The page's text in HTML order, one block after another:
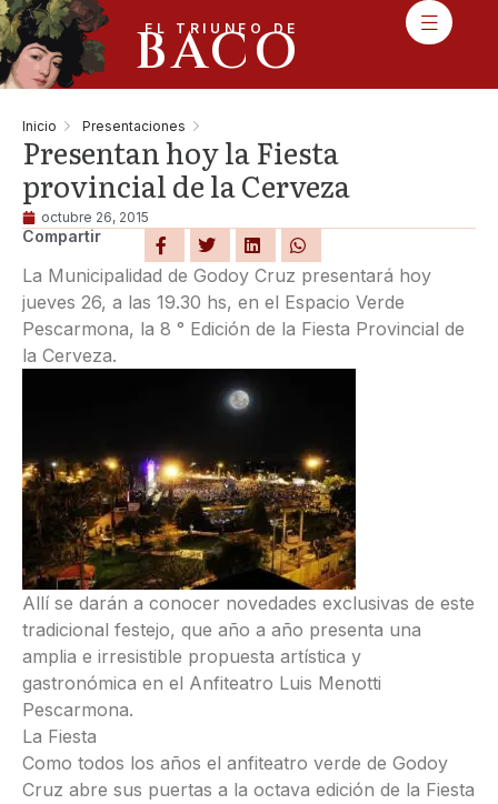
EL TRIUNFO DE
BACO
Inicio Presentaciones
Presentan hoy la Fiesta
provincial de la Cerveza
octubre 26, 2015
Compartir
La Municipalidad de Godoy Cruz presentará hoy
jueves 26, a las 19.30 hs, en el Espacio Verde
Pescarmona, la 8 ° Edición de la Fiesta Provincial de
la Cerveza.
Allí se darán a conocer novedades exclusivas de este
tradicional festejo, que año a año presenta una
amplia e irresistible propuesta artística y
gastronómica en el Anfiteatro Luis Menotti
Pescarmona.
La Fiesta
Como todos los años el anfiteatro verde de Godoy
Cruz abre sus puertas a la octava edición de la Fiesta